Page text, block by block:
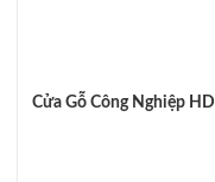
Cửa Gỗ Công Nghiệp